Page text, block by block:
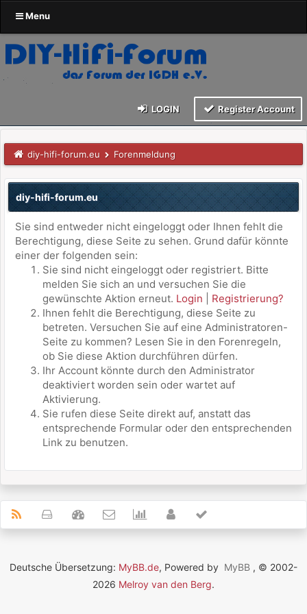
Menu
LOGIN Register Account
diy-hifi-forum.eu Forenmeldung
diy-hifi-forum.eu
Sie sind entweder nicht eingeloggt oder Ihnen fehlt die
Berechtigung, diese Seite zu sehen. Grund dafür könnte
einer der folgenden sein:
Sie sind nicht eingeloggt oder registriert. Bitte
melden Sie sich an und versuchen Sie die
gewünschte Aktion erneut. Login
Registrierung?
Ihnen fehlt die Berechtigung, diese Seite zu
betreten. Versuchen Sie auf eine Administratoren-
Seite zu kommen? Lesen Sie in den Forenregeln,
ob Sie diese Aktion durchführen dürfen.
Ihr Account könnte durch den Administrator
deaktiviert worden sein oder wartet auf
Aktivierung.
Sie rufen diese Seite direkt auf, anstatt das
entsprechende Formular oder den entsprechenden
Link zu benutzen.
Deutsche Übersetzung: MyBB.de, Powered by MyBB , © 2002-
2026 Melroy van den Berg.